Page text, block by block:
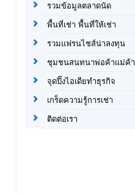
รวมข้อมูลตลาดนัด
พื้นที่เช่า พื้นที่ให้เช่า
รวมแฟรนไชส์น่าลงทุน
ชุมชนสนทนาพ่อค้าแม่ค้า
จุดปิ๊งไอเดียทำธุรกิจ
เกร็ดความรู้การเช่า
ติดต่อเรา